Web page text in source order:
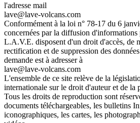
l'adresse mail
lave@lave-volcans.com
Conformément à la loi n° 78-17 du 6
concernées par la diffusion d'informations
L.A.V.E. disposent d'un droit d'accès, de
rectification et de suppression des
demande est à adresser à
lave@lave-volcans.com
L'ensemble de ce site relève de la
internationale sur le droit d'auteur et de la
Tous les droits de reproduction sont
documents téléchargeables, les bulletins
iconographiques, les cartes, les